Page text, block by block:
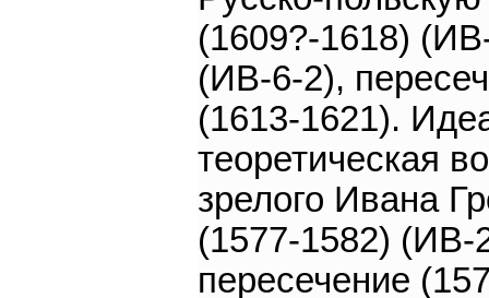
(1609?-1618)
(ИВ-6-2),
(1613-1621).
теоретическая
зрелого Ивана
(1577-1582) (ИВ-
пересечение